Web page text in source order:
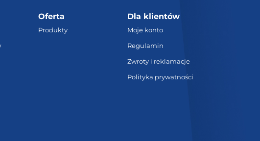
Oferta
Produkty
Dla klientów
Moje konto
Regulamin
Zwroty i reklamacje
Polityka prywatności